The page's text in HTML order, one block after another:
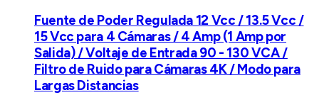
Fuente de Poder Regulada 12 Vcc / 13.5 Vcc /
15 Vcc para 4 Cámaras / 4 Amp (1 Amp por
Salida) / Voltaje de Entrada 90 - 130 VCA /
Filtro de Ruido para Cámaras 4K / Modo para
Largas Distancias